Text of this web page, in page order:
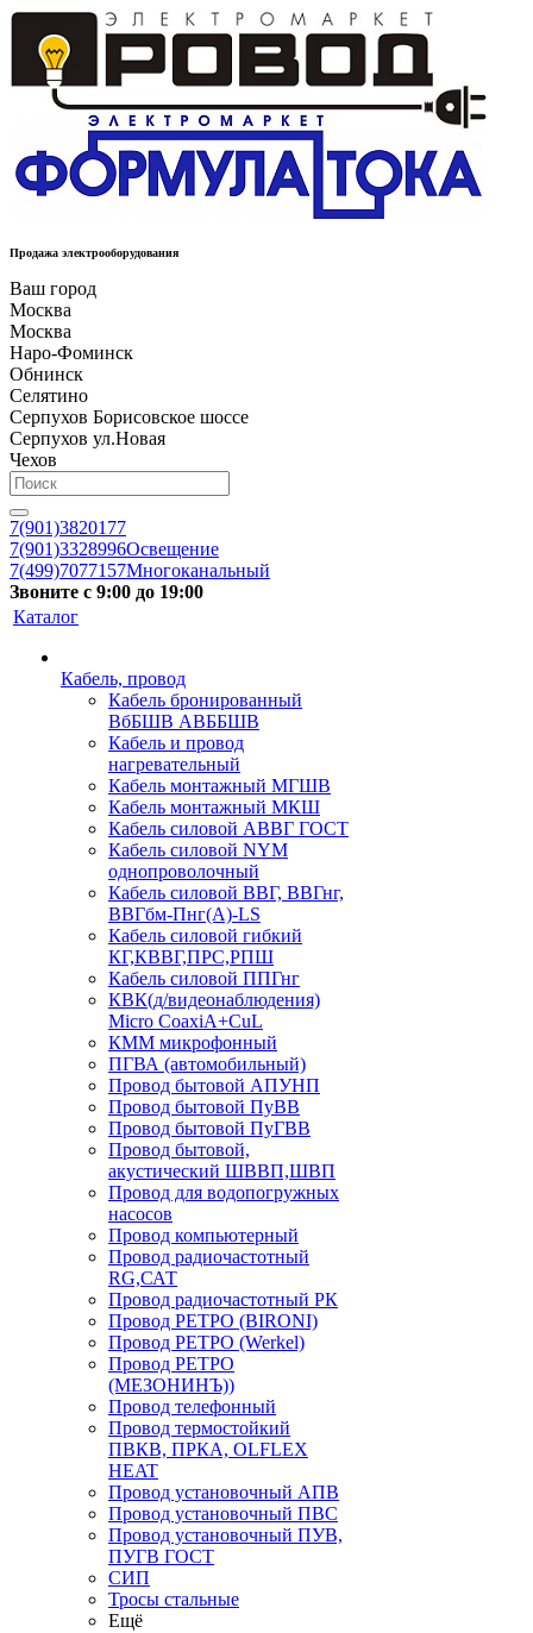
Продажа электрооборудования
Ваш город
Москва
Москва
Наро-Фоминск
Обнинск
Селятино
Серпухов Борисовское шоссе
Серпухов ул.Новая
Чехов
7(901)3820177
7(901)3328996Освещение
7(499)7077157Многоканальный
Звоните с 9:00 до 19:00
Каталог
Кабель, провод
Кабель бронированный
ВбБШВ АВББШВ
Кабель и провод
нагревательный
Кабель монтажный МГШВ
Кабель монтажный МКШ
Кабель силовой АВВГ ГОСТ
Кабель силовой NYM
однопроволочный
Кабель силовой ВВГ, ВВГнг,
ВВГбм-Пнг(А)-LS
Кабель силовой гибкий
КГ,КВВГ,ПРС,РПШ
Кабель силовой ППГнг
КВК(д/видеонаблюдения)
Micro CoaxiA+CuL
КММ микрофонный
ПГВА (автомобильный)
Провод бытовой АПУНП
Провод бытовой ПуВВ
Провод бытовой ПуГВВ
Провод бытовой,
акустический ШВВП,ШВП
Провод для водопогружных
насосов
Провод компьютерный
Провод радиочастотный
RG,САТ
Провод радиочастотный РК
Провод РЕТРО (BIRONI)
Провод РЕТРО (Werkel)
Провод РЕТРО
(МЕЗОНИНЪ))
Провод телефонный
Провод термостойкий
ПВКВ, ПРКА, OLFLEX
HEAT
Провод установочный АПВ
Провод установочный ПВС
Провод установочный ПУВ,
ПУГВ ГОСТ
СИП
Тросы стальные
Ещё